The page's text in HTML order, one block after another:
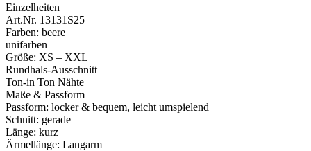
Einzelheiten
Art.Nr. 13131S25
Farben: beere
unifarben
Größe: XS – XXL
Rundhals-Ausschnitt
Ton-in Ton Nähte
Maße & Passform
Passform: locker & bequem, leicht umspielend
Schnitt: gerade
Länge: kurz
Ärmellänge: Langarm